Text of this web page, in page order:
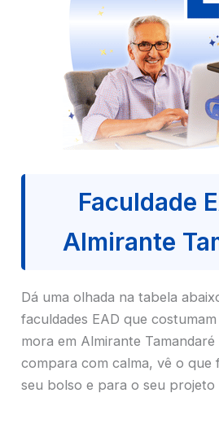
Faculdade
Almirante
Dá uma olhada na tabela
faculdades EAD que
mora em Almirante
compara com calma, vê o que
seu bolso e para o seu